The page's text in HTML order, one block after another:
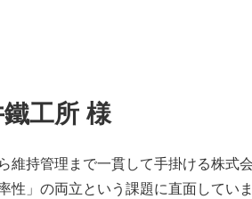
工所 様
維持管理まで一貫して手掛ける株式
性」の両立という課題に直面して